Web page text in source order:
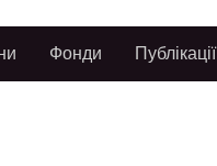
Фонди Публікації